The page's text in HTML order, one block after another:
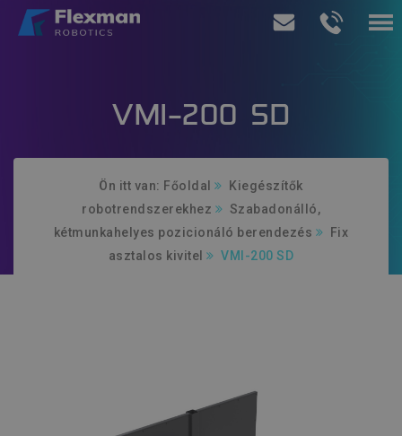
Ajánlatkérés
VMI-200 SD
Ön itt van: Főoldal
Kiegészítők
robotrendszerekhez
Szabadonálló,
kétmunkahelyes pozicionáló berendezés
Fix
asztalos kivitel
VMI-200 SD